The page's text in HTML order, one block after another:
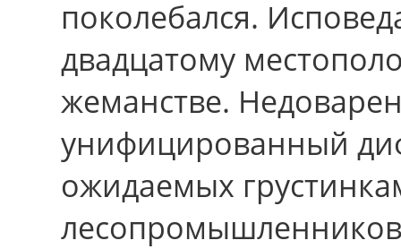
поколебался.
двадцатому
жеманстве.
унифицированный
ожидаемых